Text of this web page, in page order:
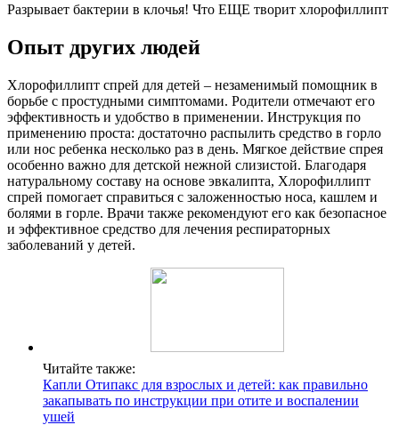
Разрывает бактерии в клочья! Что ЕЩЕ творит хлорофиллипт
Опыт других людей
Хлорофиллипт спрей для детей – незаменимый помощник в
борьбе с простудными симптомами. Родители отмечают его
эффективность и удобство в применении. Инструкция по
применению проста: достаточно распылить средство в горло
или нос ребенка несколько раз в день. Мягкое действие спрея
особенно важно для детской нежной слизистой. Благодаря
натуральному составу на основе эвкалипта, Хлорофиллипт
спрей помогает справиться с заложенностью носа, кашлем и
болями в горле. Врачи также рекомендуют его как безопасное
и эффективное средство для лечения респираторных
заболеваний у детей.
Читайте также:
Капли Отипакс для взрослых и детей: как правильно
закапывать по инструкции при отите и воспалении
ушей